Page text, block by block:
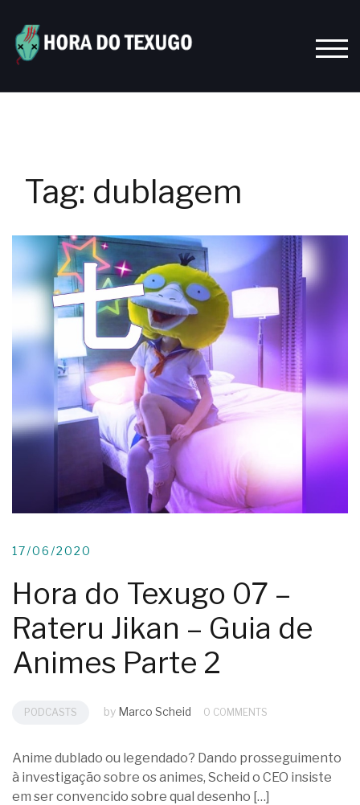
content
Tag: dublagem
17/06/2020
Hora do Texugo 07 –
Rateru Jikan – Guia de
Animes Parte 2
PODCASTS by Marco Scheid 0 COMMENTS
Anime dublado ou legendado? Dando prosseguimento
à investigação sobre os animes, Scheid o CEO insiste
em ser convencido sobre qual desenho […]